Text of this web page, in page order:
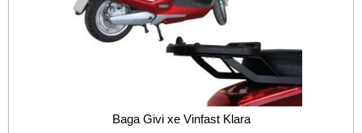
Baga Givi xe Vinfast Klara